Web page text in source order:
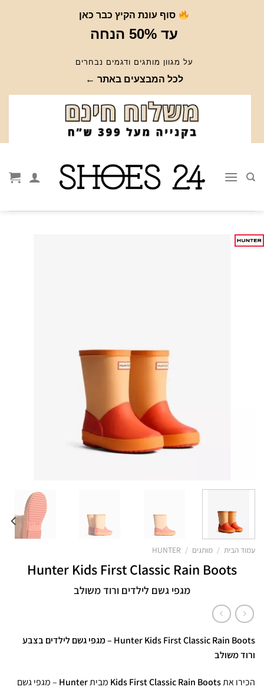
סוף עונת הקיץ כבר כאן
עד 50% הנחה
על מגוון מותגים ודגמים נבחרים
לכל המבצעים באתר ←
עמוד הבית / מותגים /
HUNTER
Hunter Kids First Classic Rain Boots
מגפי גשם לילדים ורוד משולב
Hunter Kids First Classic Rain Boots – מגפי גשם לילדים בצבע
ורוד משולב
הכירו אתKids First Classic Rain Boots מביתHunter – מגפי גשם